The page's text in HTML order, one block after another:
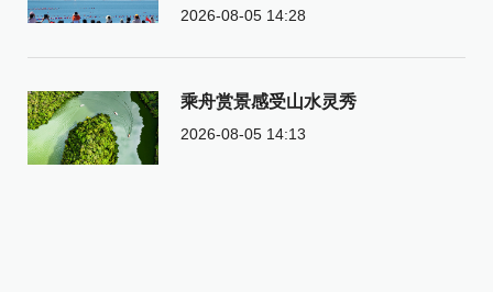
2026-08-05 14:28
乘舟赏景感受山水灵秀
2026-08-05 14:13